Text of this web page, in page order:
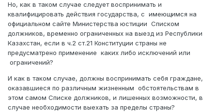
Но, как в таком случае следует воспринимать и
квалифицировать действия государства, с имеющимся на
официальном сайте Министерства юстиции Списком
должников, временно ограниченных на выезд из Республики
Казахстан, если в ч.2 ст.21 Конституции страны не
предусматрено применение каких либо исключений или
ограничений?
И как в таком случае, должны воспринимать себя граждане,
оказавшиеся по различным жизненным обстоятельствам в
этом самом Списке должников, и лишенных возможности, в
случае необходимости выехать за пределы страны?